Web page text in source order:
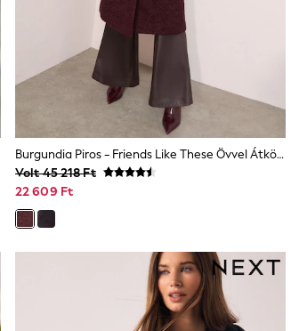
Burgundia Piros - Friends Like These Övvel Átköthető, Boucle Texturált Midi Kabát
Volt 45 218 Ft
22 609 Ft